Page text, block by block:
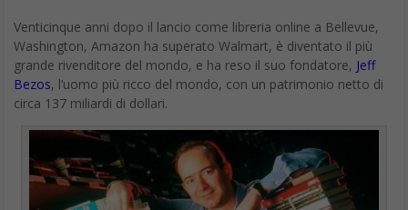
Venticinque anni dopo il lancio come libreria online a Bellevue,
Washington, Amazon ha superato Walmart, è diventato il più
grande rivenditore del mondo, e ha reso il suo fondatore, Jeff
Bezos, l’uomo più ricco del mondo, con un patrimonio netto di
circa 137 miliardi di dollari.